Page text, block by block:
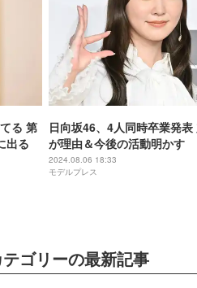
る 第
出る
日向坂46、4人同時卒業発表
が理由＆今後の活動明かす
2024.08.06 18:33
モデルプレス
テゴリーの最新記事